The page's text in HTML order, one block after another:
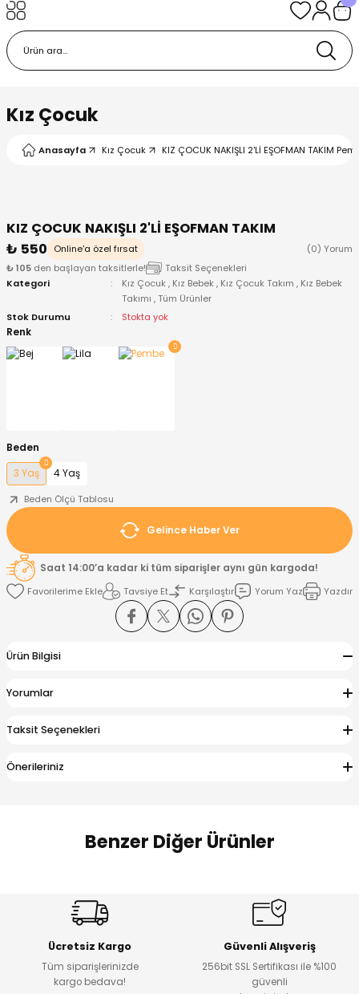
Kız Çocuk
Anasayfa Kız Çocuk KIZ ÇOCUK NAKIŞLI 2'Lİ EŞOFMAN TAKIM
KIZ ÇOCUK NAKIŞLI 2'Lİ EŞOFMAN TAKIM
₺ 550
Online'a özel fırsat
(0) Yorum
₺ 105 den başlayan taksitlerle!
Taksit Seçenekleri
Kategori
Kız Çocuk , Kız Bebek , Kız Çocuk Takım , Kız Bebek
Takımı ,Tüm Ürünler
Stok Durumu
Stokta yok
Renk
Beden
3 Yaş
4 Yaş
Beden Ölçü Tablosu
Gelince Haber Ver
Saat 14:00’a kadar ki tüm siparişler aynı gün kargoda!
Tavsiye Et
Karşılaştır Yorum Yaz Yazdır
Ürün Bilgisi
Yorumlar
Taksit Seçenekleri
Önerileriniz
Benzer Diğer Ürünler
Dantelya Kız Çocuk Tişört
Puba Unisex Kot 3’lü Takım
Ücretsiz Kargo
Tüm siparişlerinizde
kargo bedava!
Güvenli Alışveriş
256bit SSL Sertifikası ile %100
güvenli
Takımı
Alt
ve Taç
Takımı
Shirt
Elbise
Alt
Body
ve Patik
Çıkışı ve Zıbın Seti
Takımı
Alt
Bere ve Eldiven
Body
ve Patik
Çıkışı ve Zıbın Seti
shirt
Alt
Ürünleri